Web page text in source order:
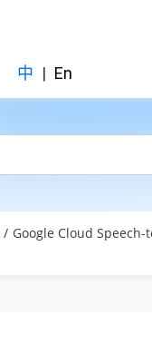
中 | En
Google Cloud Speech-